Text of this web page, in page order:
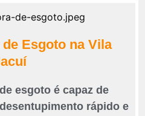
Esgoto na Vila
esgoto é capaz de
rápido e